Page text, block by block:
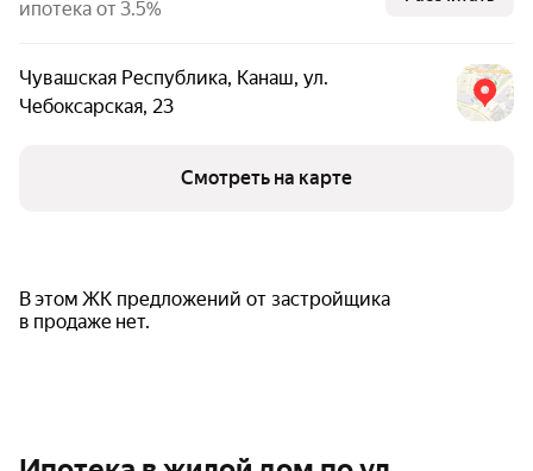
ипотека от 3.5%
Чувашская Республика, Канаш, ул.
Чебоксарская, 23
Смотреть на карте
В этом ЖК предложений от застройщика
в продаже нет.